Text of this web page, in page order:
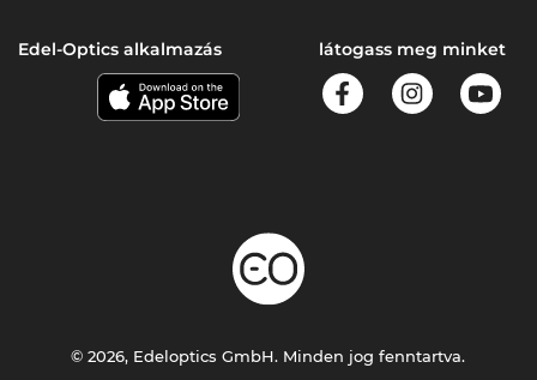
Edel-Optics alkalmazás látogass meg minket
© 2026, Edeloptics GmbH. Minden jog fenntartva.